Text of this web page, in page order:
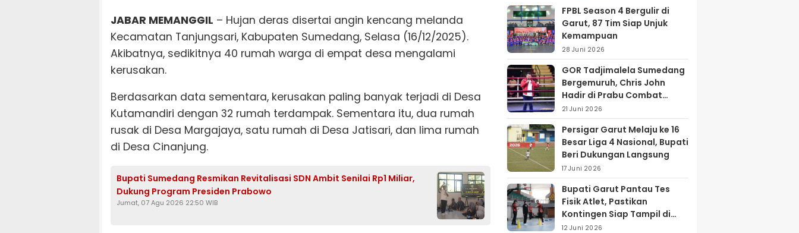
JABAR MEMANGGIL – Hujan deras disertai angin kencang melanda
Kecamatan Tanjungsari, Kabupaten Sumedang, Selasa (16/12/2025).
Akibatnya, sedikitnya 40 rumah warga di empat desa mengalami
kerusakan.
Berdasarkan data sementara, kerusakan paling banyak terjadi di Desa
Kutamandiri dengan 32 rumah terdampak. Sementara itu, dua rumah
rusak di Desa Margajaya, satu rumah di Desa Jatisari, dan lima rumah
di Desa Cinanjung.
Bupati Sumedang Resmikan Revitalisasi SDN Ambit Senilai Rp1 Miliar,
Dukung Program Presiden Prabowo
Jumat, 07 Agu 2026 22:50 WIB
FPBL Season 4 Bergulir di
Garut, 87 Tim Siap Unjuk
Kemampuan
28 Juni 2026
GOR Tadjimalela Sumedang
Bergemuruh, Chris John
Hadir di Prabu Combat
Series 2026
21 Juni 2026
Persigar Garut Melaju ke 16
Besar Liga 4 Nasional, Bupati
Beri Dukungan Langsung
17 Juni 2026
Bupati Garut Pantau Tes
Fisik Atlet, Pastikan
Kontingen Siap Tampil di
Porprov 2026
12 Juni 2026